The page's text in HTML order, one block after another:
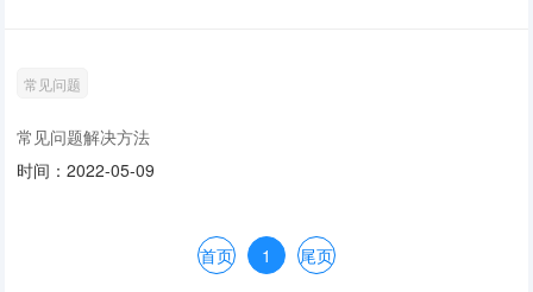
常见问题
常见问题解决方法
时间：2022-05-09
首页 1 尾页